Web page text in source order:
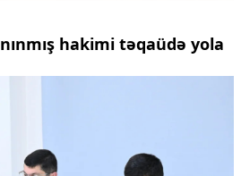
hakimi təqaüdə yola